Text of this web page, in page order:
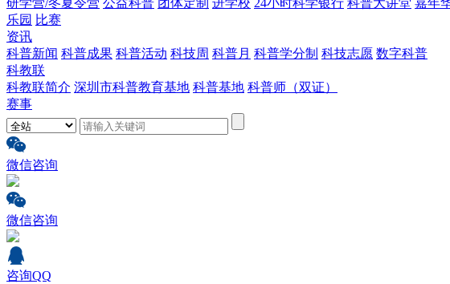
研学营/冬夏令营 公益科普 团体定制 进学校 24小时科学银行 科普大讲堂 嘉年
乐园 比赛
资讯
科普新闻 科普成果 科普活动 科技周 科普月 科普学分制 科技志愿 数字科普
科教联
科教联简介 深圳市科普教育基地 科普基地 科普师（双证）
赛事
微信咨询
微信咨询
咨询QQ